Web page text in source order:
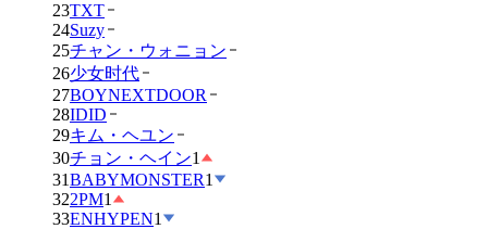
23TXT
24Suzy
25チャン・ウォニョン
26少女时代
27BOYNEXTDOOR
28IDID
29キム・ヘユン
30チョン・ヘイン1
31BABYMONSTER1
322PM1
33ENHYPEN1